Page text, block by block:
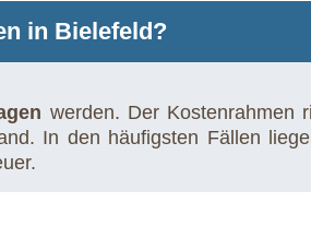
in Bielefeld?
werden. Der Kostenrahmen
In den häufigsten Fällen